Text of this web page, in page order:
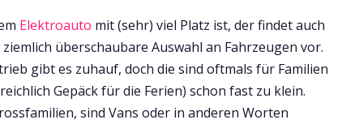
Elektroauto mit (sehr) viel Platz ist, der findet auch
überschaubare Auswahl an Fahrzeugen vor.
gibt es zuhauf, doch die sind oftmals für Familien
Gepäck für die Ferien) schon fast zu klein.
sind Vans oder in anderen Worten